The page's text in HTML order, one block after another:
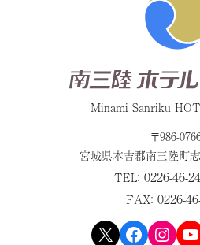
Minami Sanriku
〒986-
宮城県本吉郡南三陸町
TEL： 0226-46-
FAX： 0226-
X Facebook Instagram YouTube